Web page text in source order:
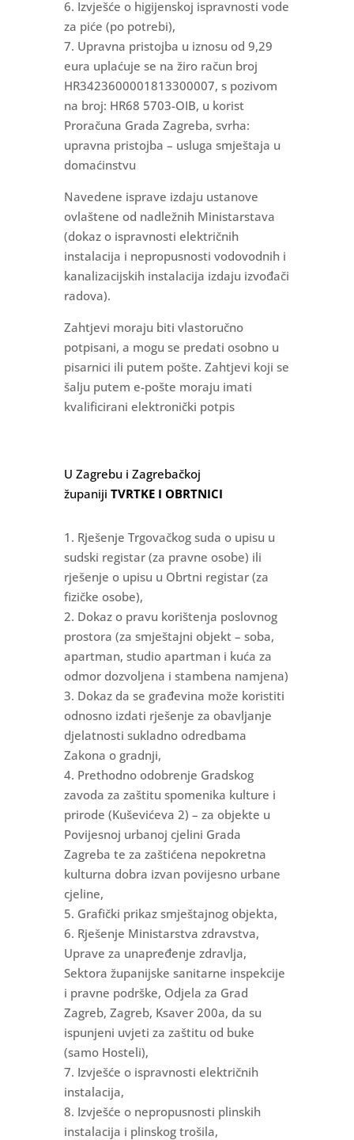
6. Izvješće o higijenskoj ispravnosti vode
za piće (po potrebi),
7. Upravna pristojba u iznosu od 9,29
eura uplaćuje se na žiro račun broj
HR3423600001813300007, s pozivom
na broj: HR68 5703-OIB, u korist
Proračuna Grada Zagreba, svrha:
upravna pristojba – usluga smještaja u
domaćinstvu
Navedene isprave izdaju ustanove
ovlaštene od nadležnih Ministarstava
(dokaz o ispravnosti električnih
instalacija i nepropusnosti vodovodnih i
kanalizacijskih instalacija izdaju izvođači
radova).
Zahtjevi moraju biti vlastoručno
potpisani, a mogu se predati osobno u
pisarnici ili putem pošte. Zahtjevi koji se
šalju putem e-pošte moraju imati
kvalificirani elektronički potpis
U Zagrebu i Zagrebačkoj
županiji TVRTKE I OBRTNICI
1. Rješenje Trgovačkog suda o upisu u
sudski registar (za pravne osobe) ili
rješenje o upisu u Obrtni registar (za
fizičke osobe),
2. Dokaz o pravu korištenja poslovnog
prostora (za smještajni objekt – soba,
apartman, studio apartman i kuća za
odmor dozvoljena i stambena namjena)
3. Dokaz da se građevina može koristiti
odnosno izdati rješenje za obavljanje
djelatnosti sukladno odredbama
Zakona o gradnji,
4. Prethodno odobrenje Gradskog
zavoda za zaštitu spomenika kulture i
prirode (Kuševićeva 2) – za objekte u
Povijesnoj urbanoj cjelini Grada
Zagreba te za zaštićena nepokretna
kulturna dobra izvan povijesno urbane
cjeline,
5. Grafički prikaz smještajnog objekta,
6. Rješenje Ministarstva zdravstva,
Uprave za unapređenje zdravlja,
Sektora županijske sanitarne inspekcije
i pravne podrške, Odjela za Grad
Zagreb, Zagreb, Ksaver 200a, da su
ispunjeni uvjeti za zaštitu od buke
(samo Hosteli),
7. Izvješće o ispravnosti električnih
instalacija,
8. Izvješće o nepropusnosti plinskih
instalacija i plinskog trošila,